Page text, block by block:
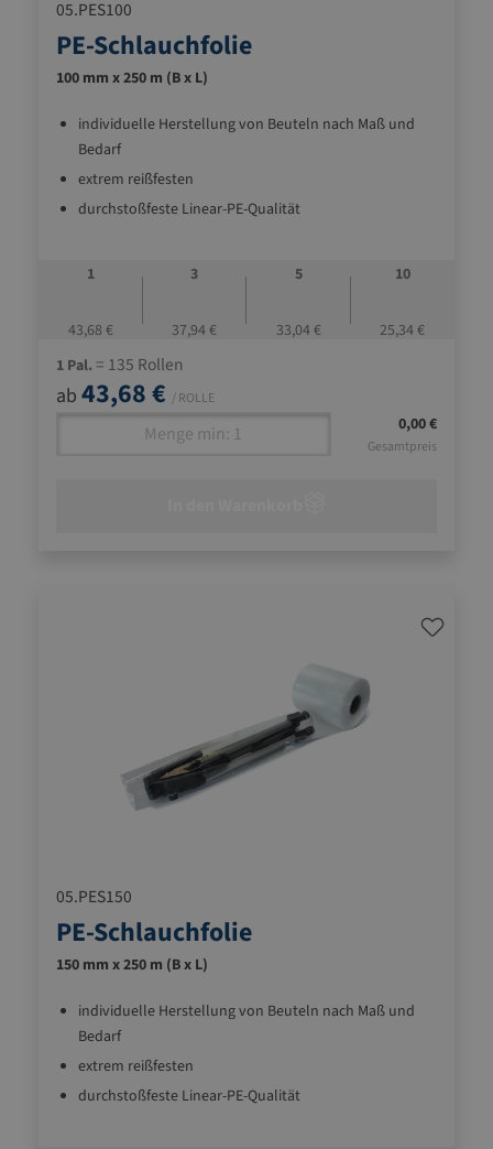
05.PES100
PE-Schlauchfolie
100 mm x 250 m (B x L)
individuelle Herstellung von Beuteln nach Maß und
Bedarf
extrem reißfesten
durchstoßfeste Linear-PE-Qualität
1
43,68 €
3
37,94 €
5
33,04 €
10
25,34 €
1 Pal. = 135 Rollen
ab 43,68 € / ROLLE
0,00 €
Gesamtpreis
05.PES150
PE-Schlauchfolie
150 mm x 250 m (B x L)
individuelle Herstellung von Beuteln nach Maß und
Bedarf
extrem reißfesten
durchstoßfeste Linear-PE-Qualität